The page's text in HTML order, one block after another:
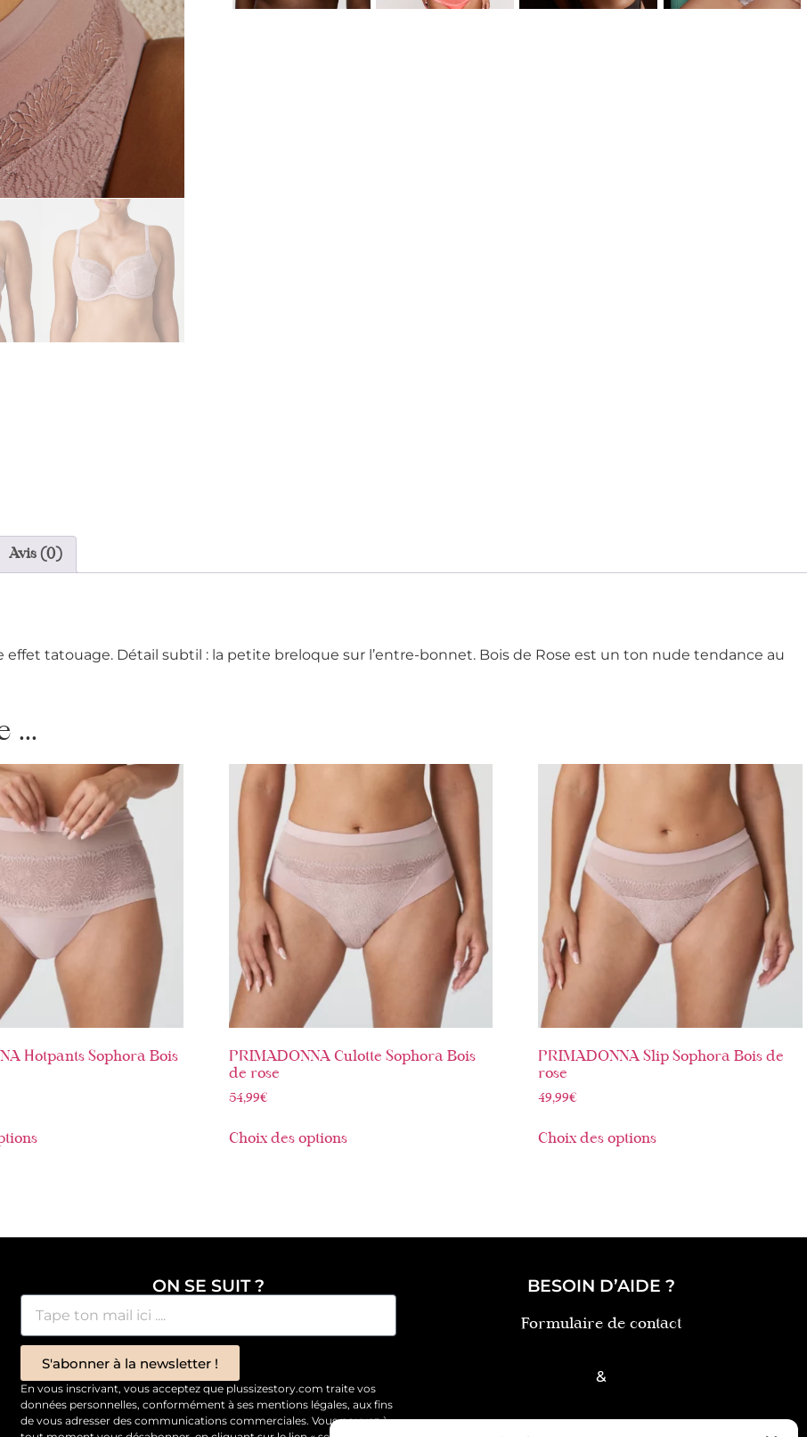
Avis (0)
tatouage. Détail subtil : la petite breloque sur l’entre-bonnet. Bois de Rose est un ton nude tendance au
...
Hotpants Sophora Bois
PRIMADONNA Culotte Sophora Bois
de rose
54,99€
Choix des options
PRIMADONNA Slip Sophora Bois de
rose
49,99€
Choix des options
ON SE SUIT ?
S'abonner à la newsletter !
En vous inscrivant, vous acceptez que plussizestory.com traite vos
données personnelles, conformément à ses mentions légales, aux fins
de vous adresser des communications commerciales. Vous pouvez à
BESOIN D’AIDE ?
Formulaire de contact
&